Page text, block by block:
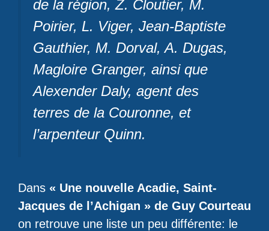
de la région, Z. Cloutier, M.
Poirier, L. Viger, Jean-Baptiste
Gauthier, M. Dorval, A. Dugas,
Magloire Granger, ainsi que
Alexender Daly, agent des
terres de la Couronne, et
l’arpenteur Quinn.
Dans « Une nouvelle Acadie, Saint-
Jacques de l’Achigan » de Guy Courteau
on retrouve une liste un peu différente: le